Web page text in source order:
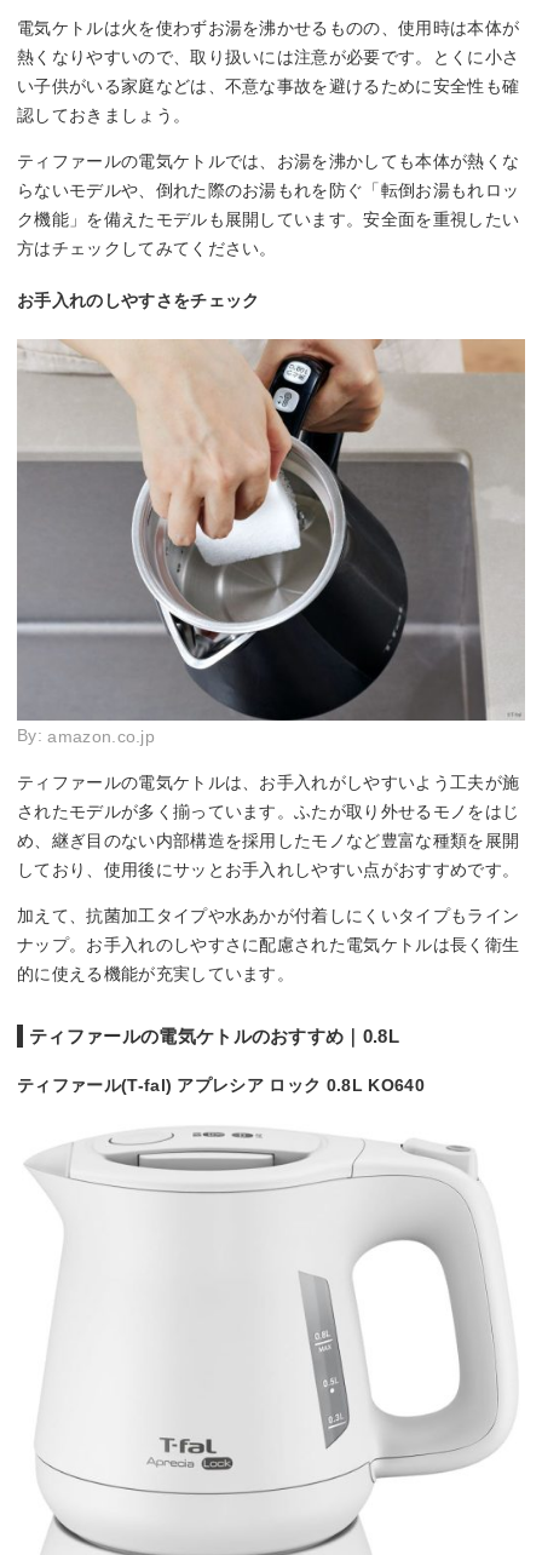
電気ケトルは火を使わずお湯を沸かせるものの、使用時は本体が
熱くなりやすいので、取り扱いには注意が必要です。とくに小さ
い子供がいる家庭などは、不意な事故を避けるために安全性も確
認しておきましょう。
ティファールの電気ケトルでは、お湯を沸かしても本体が熱くな
らないモデルや、倒れた際のお湯もれを防ぐ「転倒お湯もれロッ
ク機能」を備えたモデルも展開しています。安全面を重視したい
方はチェックしてみてください。
お手入れのしやすさをチェック
By:amazon.co.jp
ティファールの電気ケトルは、お手入れがしやすいよう工夫が施
されたモデルが多く揃っています。ふたが取り外せるモノをはじ
め、継ぎ目のない内部構造を採用したモノなど豊富な種類を展開
しており、使用後にサッとお手入れしやすい点がおすすめです。
加えて、抗菌加工タイプや水あかが付着しにくいタイプもライン
ナップ。お手入れのしやすさに配慮された電気ケトルは長く衛生
的に使える機能が充実しています。
ティファールの電気ケトルのおすすめ｜0.8L
ティファール(T-fal) アプレシア ロック 0.8L KO640